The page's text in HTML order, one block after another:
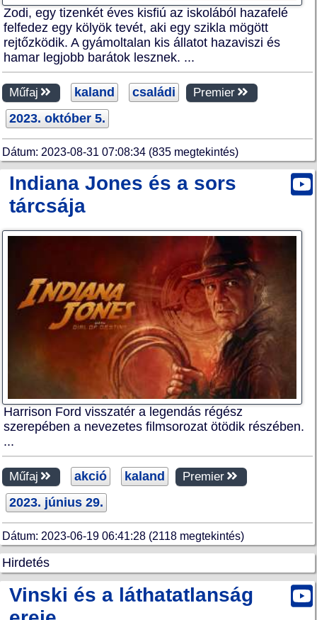
Zodi, egy tizenkét éves kisfiú az iskolából hazafelé
felfedez egy kölyök tevét, aki egy szikla mögött
rejtőzködik. A gyámoltalan kis állatot hazaviszi és
hamar legjobb barátok lesznek. ...
Műfaj kaland családi Premier
2023. október 5.
Dátum: 2023-08-31 07:08:34 (835 megtekintés)
Indiana Jones és a sors
tárcsája
Harrison Ford visszatér a legendás régész
szerepében a nevezetes filmsorozat ötödik részében.
...
Műfaj akció kaland Premier
2023. június 29.
Dátum: 2023-06-19 06:41:28 (2118 megtekintés)
Hirdetés
Vinski és a láthatatlanság